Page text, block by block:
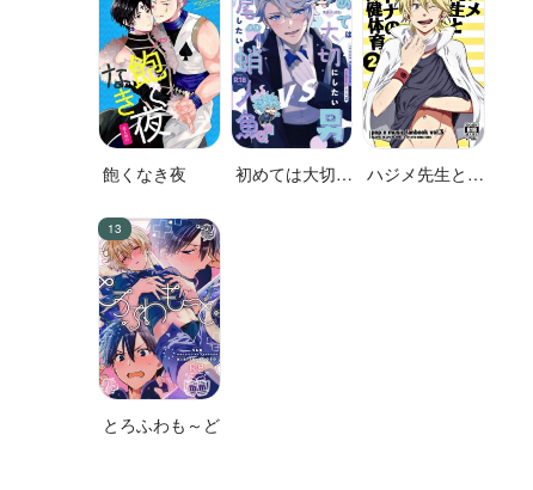
飽くなき夜
初めては大切に
ハジメ先生とオ
とろふわも～ど